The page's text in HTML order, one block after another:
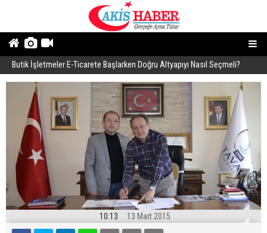
Butik İşletmeler E-Ticarete Başlarken Doğru Altyapıyı Nasıl Seçmeli?
10:13 13 Mart 2015